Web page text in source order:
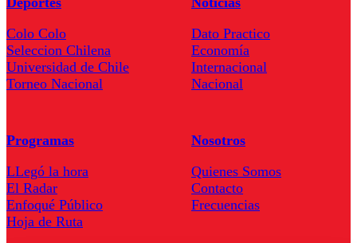
Colo Colo
Seleccion Chilena
Universidad de Chile
Torneo Nacional
Dato Practico
Economía
Internacional
Nacional
Programas
LLegó la hora
El Radar
Enfoqué Público
Hoja de Ruta
Nosotros
Quienes Somos
Contacto
Frecuencias